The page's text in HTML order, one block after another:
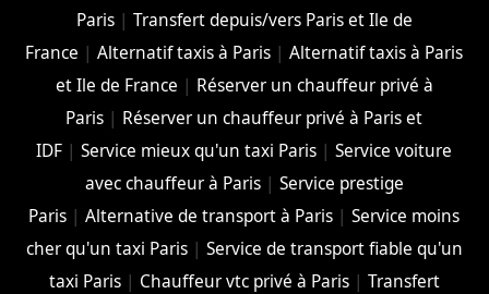
Paris| Transfert depuis/vers Paris et Ile de
France |Alternatif taxis à Paris |Alternatif taxis à Paris
et Ile de France | Réserver un chauffeur privé à
Paris | Réserver un chauffeur privé à Paris et
IDF |Service mieux qu'un taxi Paris |Service voiture
avec chauffeur à Paris| Service prestige
Paris |Alternative de transport à Paris |Service moins
cher qu'un taxi Paris| Service de transport fiable qu'un
taxi Paris| Chauffeur vtc privé à Paris| Transfert